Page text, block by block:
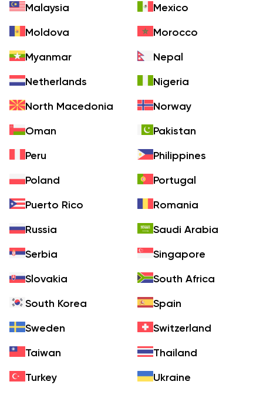
Malaysia
Mexico
Moldova
Morocco
Myanmar
Nepal
Netherlands
Nigeria
North Macedonia
Norway
Oman
Pakistan
Peru
Philippines
Poland
Portugal
Puerto Rico
Romania
Russia
Saudi Arabia
Serbia
Singapore
Slovakia
South Africa
South Korea
Spain
Sweden
Switzerland
Taiwan
Thailand
Turkey
Ukraine